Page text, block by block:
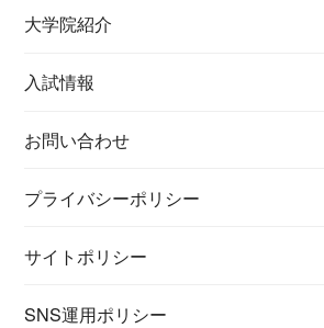
大学院紹介
入試情報
お問い合わせ
プライバシーポリシー
サイトポリシー
SNS運用ポリシー